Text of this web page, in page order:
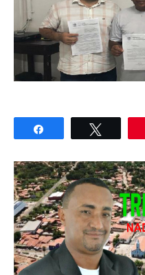
Compartilhar